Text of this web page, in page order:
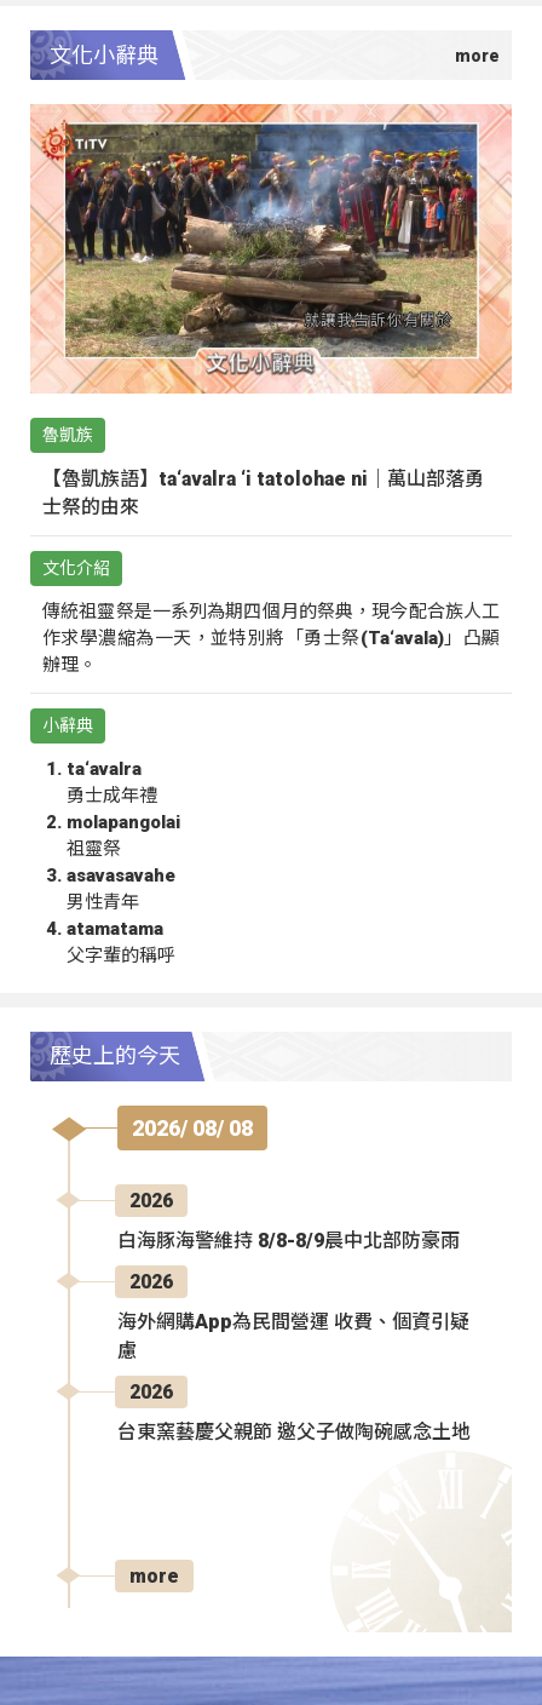
文化小辭典
魯凱族
【魯凱族語】ta‘avalra ‘i tatolohae ni｜萬山部落勇
士祭的由來
文化介紹
傳統祖靈祭是一系列為期四個月的祭典，現今配合族人工
作求學濃縮為一天，並特別將「勇士祭(Ta‘avala)」凸顯
辦理。
小辭典
ta‘avalra
勇士成年禮
molapangolai
祖靈祭
asavasavahe
男性青年
atamatama
父字輩的稱呼
歷史上的今天
2026/ 08/ 08
2026
白海豚海警維持 8/8-8/9晨中北部防豪雨
2026
海外網購App為民間營運 收費、個資引疑
慮
2026
台東窯藝慶父親節 邀父子做陶碗感念土地
more